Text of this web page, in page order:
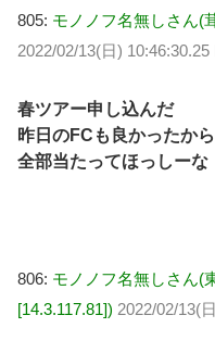
805: モノノフ名無しさん(
2022/02/13(日)
春ツアー申し込んだ
昨日のFCも良かったか
全部当たってほっしーな
806: モノノフ名無しさん(
[14.3.117.81]) 2022/02/13(